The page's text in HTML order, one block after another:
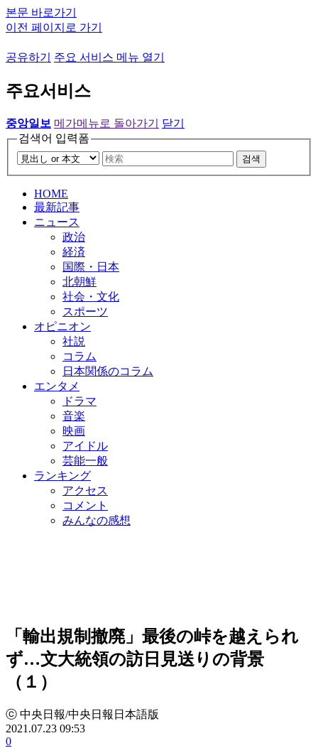
본문 바로가기
이전 페이지로 가기
공유하기 주요 서비스 메뉴 열기
주요서비스
중앙일보 메가메뉴로 돌아가기
닫기
검색어 입력폼
검색
HOME
最新記事
ニュース
政治
経済
国際・日本
北朝鮮
社会・文化
スポーツ
オピニオン
社説
コラム
日本関係のコラム
エンタメ
ドラマ
音楽
映画
アイドル
芸能一般
ランキング
アクセス
コメント
みんなの感想
「輸出規制撤廃」最後の峠を越えられ
ず…文大統領の訪日見送りの背景
（１）
ⓒ 中央日報/中央日報日本語版
2021.07.23 09:53
0